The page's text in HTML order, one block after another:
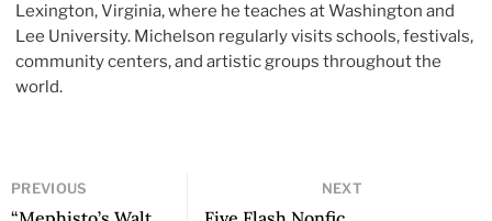
Lexington, Virginia, where he teaches at Washington and
Lee University. Michelson regularly visits schools, festivals,
community centers, and artistic groups throughout the
world.
PREVIOUS NEXT